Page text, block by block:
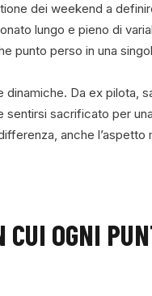
dei weekend a
lungo e pieno di
punto perso in una
Da ex pilota,
sentirsi sacrificato per
anche
OGNI